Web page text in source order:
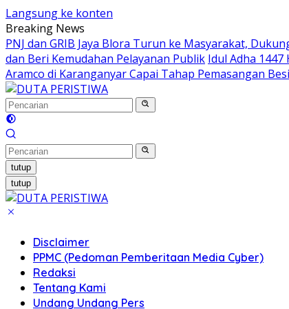
Langsung ke konten
Breaking News
PNJ dan GRIB Jaya Blora Turun ke Masyarakat,
dan Beri Kemudahan Pelayanan Publik Idul Adha
Aramco di Karanganyar Capai Tahap Pemasangan
tutup
tutup
Disclaimer
PPMC (Pedoman Pemberitaan Media Cyber)
Redaksi
Tentang Kami
Undang Undang Pers